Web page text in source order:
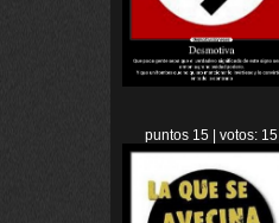
puntos 15 | votos: 15